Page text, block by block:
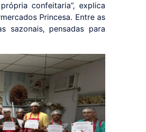
confeitaria”, explica
Princesa. Entre as
sazonais, pensadas para